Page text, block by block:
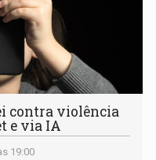
contra violência
e via IA
19:00